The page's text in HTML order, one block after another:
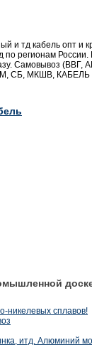
и тд кабель опт и
регионам России.
Самовывоз
СБ, МКШВ, КАБЕЛЬ
никелевых сплавов!
итд. Алюминий